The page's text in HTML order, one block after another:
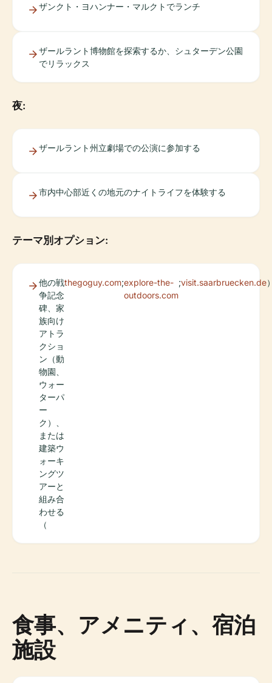
ザンクト・ヨハンナー・マルクトでランチ
ザールラント博物館を探索するか、シュターデン公園
でリラックス
夜:
ザールラント州立劇場での公演に参加する
市内中心部近くの地元のナイトライフを体験する
テーマ別オプション:
他の戦
争記念
碑、家
族向け
アトラ
クショ
ン（動
物園、
ウォー
ターパ
ー
ク）、
または
建築ウ
ォーキ
ングツ
アーと
組み合
わせる
（
thegoguy.com;explore-the-
outdoors.com
;visit.saarbruecken.de
食事、アメニティ、宿泊
施設